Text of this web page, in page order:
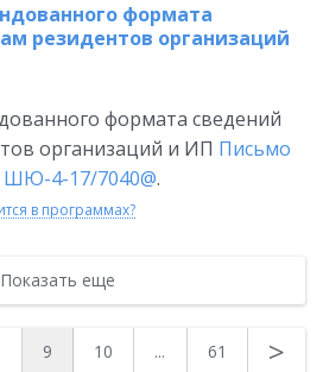
формата
резидентов организаций
формата сведений
организаций и ИП Письмо
ШЮ-4-17/7040@.
в программах?
Показать еще
9 10 ... 61 >